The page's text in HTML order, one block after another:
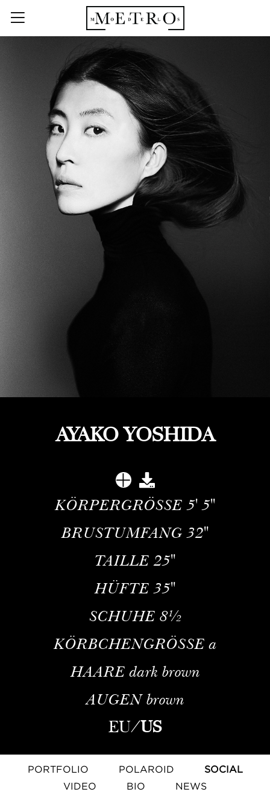
AYAKO YOSHIDA
KÖRPERGRÖSSE 5' 5''
BRUSTUMFANG 32''
TAILLE 25''
HÜFTE 35''
SCHUHE 8½
KÖRBCHENGRÖSSE a
HAARE dark brown
AUGEN brown
EU/US
PORTFOLIO POLAROID
SOCIAL
VIDEO
BIO NEWS